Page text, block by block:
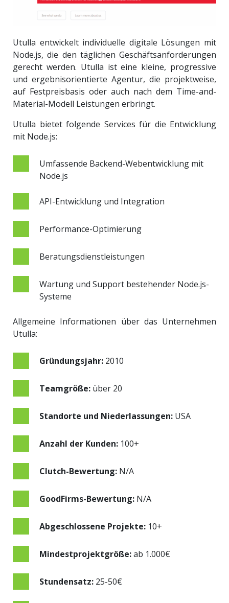
Utulla entwickelt individuelle digitale Lösungen mit
Node.js, die den täglichen Geschäftsanforderungen
gerecht werden. Utulla ist eine kleine, progressive
und ergebnisorientierte Agentur, die projektweise,
auf Festpreisbasis oder auch nach dem Time-and-
Material-Modell Leistungen erbringt.
Utulla bietet folgende Services für die Entwicklung
mit Node.js:
Umfassende Backend-Webentwicklung mit
Node.js
API-Entwicklung und Integration
Performance-Optimierung
Beratungsdienstleistungen
Wartung und Support bestehender Node.js-
Systeme
Allgemeine Informationen über das Unternehmen
Utulla:
Gründungsjahr: 2010
Teamgröße: über 20
Standorte und Niederlassungen: USA
Anzahl der Kunden: 100+
Clutch-Bewertung: N/A
GoodFirms-Bewertung: N/A
Abgeschlossene Projekte: 10+
Mindestprojektgröße:ab 1.000€
Stundensatz: 25-50€